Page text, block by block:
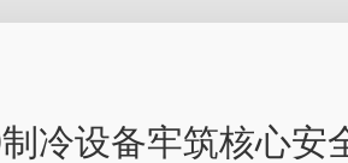
冷设备牢筑核心安